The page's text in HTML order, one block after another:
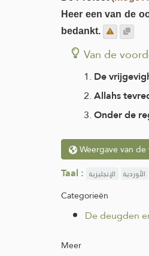
Heer een van de
bedankt.
Van de
De
Allahs
Onder de
Weergave van
Taal : الإنجليزية الأوردية
Categorieën
De deugden
Meer